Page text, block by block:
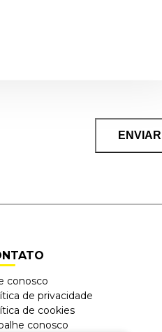
conosco
de privacidade
de cookies
conosco